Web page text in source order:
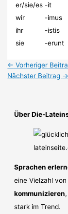
er/sie/es -it
wir
-imus
ihr
-istis
sie
-erunt
← Vorheriger
Nächster Beitrag →
Über Die-
Sprachen
eine Vielzahl
kommunizieren,
stark im Trend.